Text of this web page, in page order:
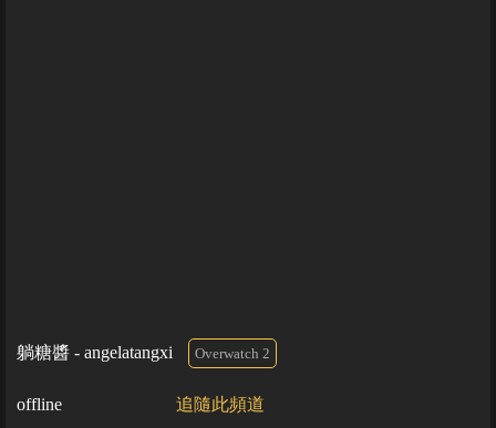
躺糖醬 - angelatangxi Overwatch 2
offline 追隨此頻道